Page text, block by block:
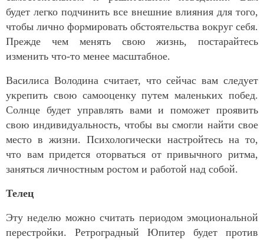
будет легко подчинить все внешние влияния для того,
чтобы лично формировать обстоятельства вокруг себя.
Прежде чем менять свою жизнь, постарайтесь
изменить что-то менее масштабное.
Василиса Володина считает, что сейчас вам следует
укрепить свою самооценку путем маленьких побед.
Солнце будет управлять вами и поможет проявить
свою индивидуальность, чтобы вы смогли найти свое
место в жизни. Психологически настройтесь на то,
что вам придется оторваться от привычного ритма,
заняться личностным ростом и работой над собой.
Телец
Эту неделю можно считать периодом эмоциональной
перестройки. Ретроградный Юпитер будет против